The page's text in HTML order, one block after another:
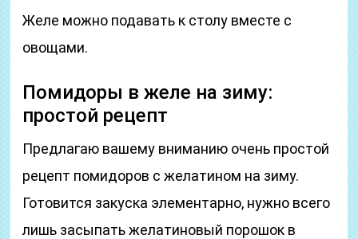
Желе можно подавать к столу вместе с
овощами.
Помидоры в желе на зиму:
простой рецепт
Предлагаю вашему вниманию очень простой
рецепт помидоров с желатином на зиму.
Готовится закуска элементарно, нужно всего
лишь засыпать желатиновый порошок в